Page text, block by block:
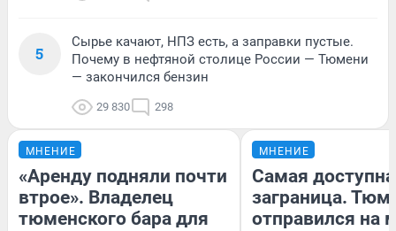
5
Сырье качают, НПЗ есть, а заправки пустые.
Почему в нефтяной столице России — Тюмени
— закончился бензин
29 830 298
МНЕНИЕ
«Аренду подняли почти
втрое». Владелец
тюменского бара для
МНЕНИЕ
Самая
заграница.
отправился на